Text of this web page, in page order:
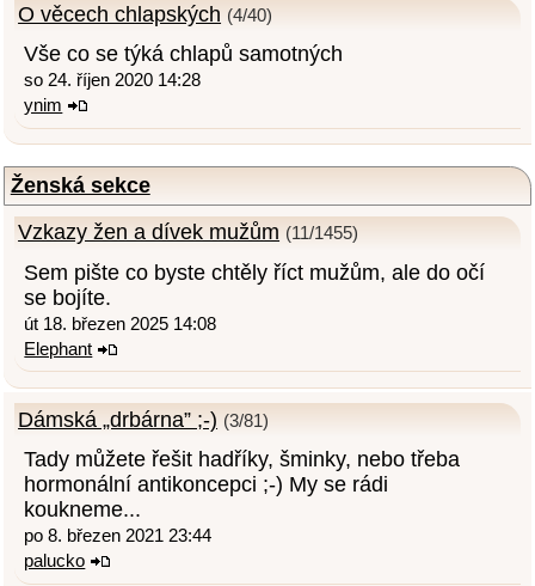
O věcech chlapských (4/40)
Vše co se týká chlapů samotných
so 24. říjen 2020 14:28
ynim
Ženská sekce
Vzkazy žen a dívek mužům (11/1455)
Sem pište co byste chtěly říct mužům, ale do očí
se bojíte.
út 18. březen 2025 14:08
Elephant
Dámská „drbárna” ;-) (3/81)
Tady můžete řešit hadříky, šminky, nebo třeba
hormonální antikoncepci ;-) My se rádi
koukneme...
po 8. březen 2021 23:44
palucko